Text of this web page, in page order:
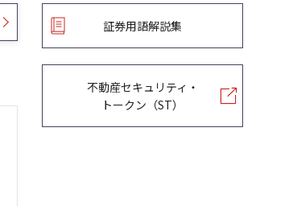
証券用語解説集
不動産セキュリティ・
トークン（ST）